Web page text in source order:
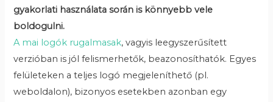
gyakorlati használata során is könnyebb vele
boldogulni.
A mai logók rugalmasak, vagyis leegyszerűsített
verzióban is jól felismerhetők, beazonosíthatók. Egyes
felületeken a teljes logó megjeleníthető (pl.
weboldalon), bizonyos esetekben azonban egy